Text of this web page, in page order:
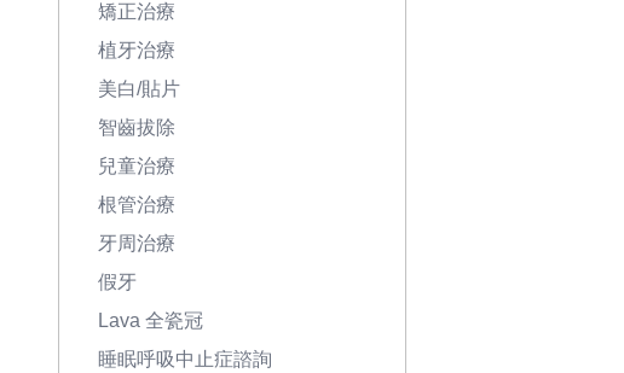
矯正治療
植牙治療
美白/貼片
智齒拔除
兒童治療
根管治療
牙周治療
假牙
Lava 全瓷冠
睡眠呼吸中止症諮詢